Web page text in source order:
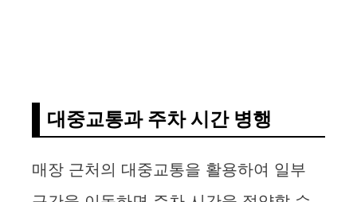
대중교통과 주차 시간 병행
매장 근처의 대중교통을 활용하여 일부